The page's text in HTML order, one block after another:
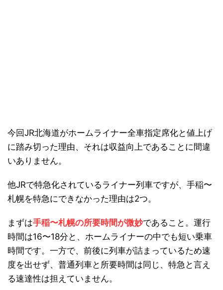
今回JR北海道がホームライナー全車指定席化と値上げ
に踏み切った理由、それは収益向上であることに間違
いありません。
他JRで特急化されているライナー列車ですが、手稲〜
札幌を特急にできなかった理由は2つ。
まずは手稲〜札幌の所要時間が微妙であること。運行
時間は16〜18分と、ホームライナーの中でも短い乗車
時間です。一方で、前後に列車が詰まっているため速
度を出せず、普通列車と所要時間は同じ、特急と言え
る速達性は担えていません。